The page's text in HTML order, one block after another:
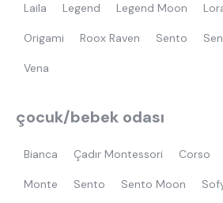
Laila Legend Legend Moon
Origami Roox Raven Sento
Vena
çocuk/bebek odası
Bianca Çadır Montessori Corso
Monte Sento Sento Moon